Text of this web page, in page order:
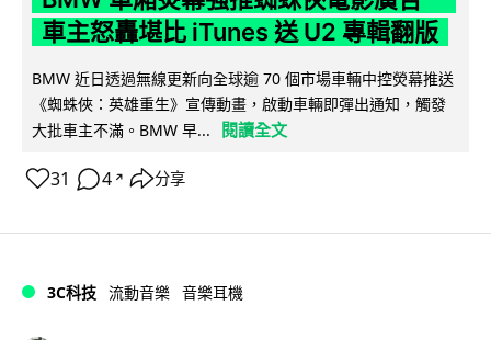
車主怒轟堪比 iTunes 送 U2 專輯翻版
BMW 近日透過無線更新向全球逾 70 個市場車輛中控熒幕推送
《蜘蛛俠：英雄重生》宣傳動畫，啟動車輛即彈出通知，觸發
大批車主不滿。BMW 早...
閱讀全文
31 4 ↗ 分享
3C科技 流動音樂 音樂耳機